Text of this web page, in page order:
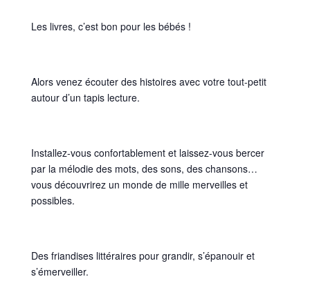
Les livres, c’est bon pour les bébés !
Alors venez écouter des histoires avec votre tout-petit
autour d’un tapis lecture.
Installez-vous confortablement et laissez-vous bercer
par la mélodie des mots, des sons, des chansons…
vous découvrirez un monde de mille merveilles et
possibles.
Des friandises littéraires pour grandir, s’épanouir et
s’émerveiller.